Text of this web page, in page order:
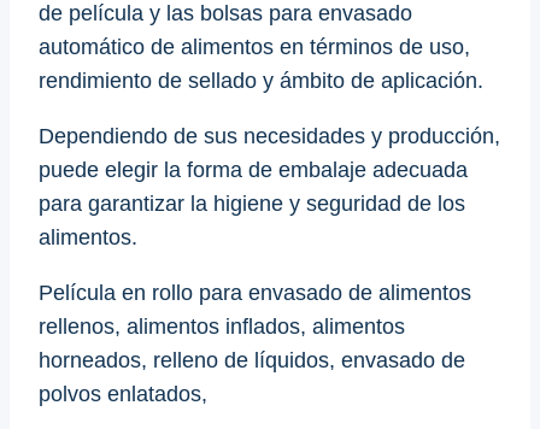
de película y las bolsas para envasado
automático de alimentos en términos de uso,
rendimiento de sellado y ámbito de aplicación.
Dependiendo de sus necesidades y producción,
puede elegir la forma de embalaje adecuada
para garantizar la higiene y seguridad de los
alimentos.
Película en rollo para envasado de alimentos
rellenos, alimentos inflados, alimentos
horneados, relleno de líquidos, envasado de
polvos enlatados,